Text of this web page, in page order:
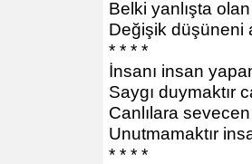
Belki yanlışta
Değişik düşüneni
* * * *
İnsanı insan
Saygı duymaktır
Canlılara
Unutmamaktır
* * * *